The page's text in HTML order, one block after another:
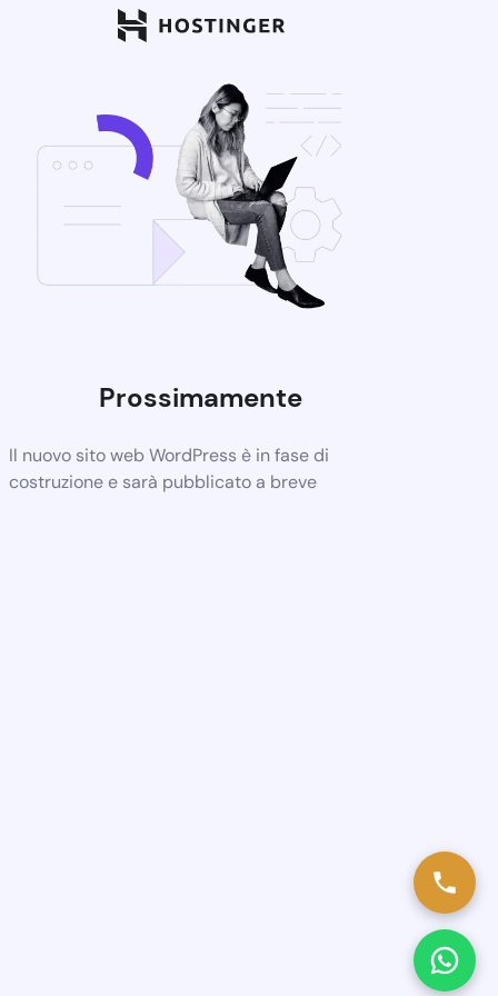
Prossimamente
Il nuovo sito web WordPress è in fase di
costruzione e sarà pubblicato a breve